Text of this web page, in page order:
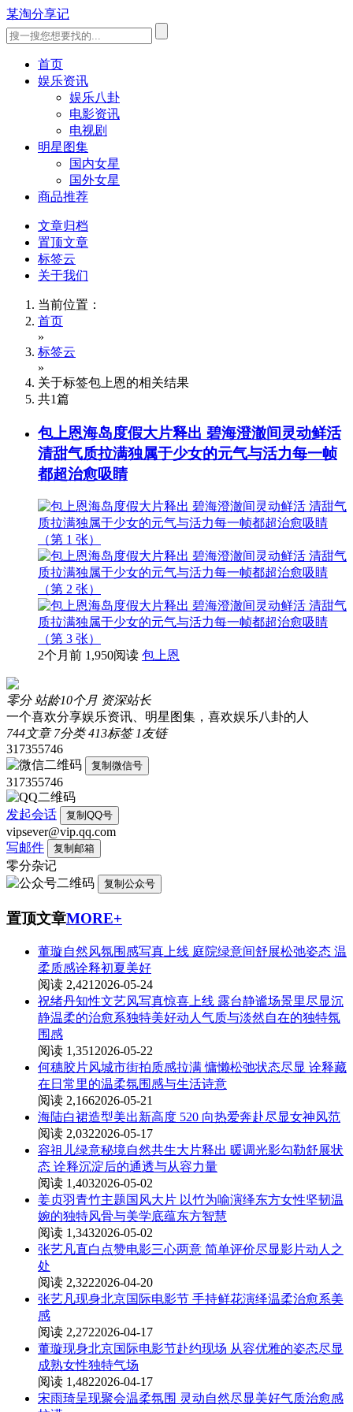
某淘分享记
首页
娱乐资讯
娱乐八卦
电影资讯
电视剧
明星图集
国内女星
国外女星
商品推荐
文章归档
置顶文章
标签云
关于我们
当前位置：
首页
»
标签云
»
关于标签包上恩的相关结果
共1篇
包上恩海岛度假大片释出 碧海澄澈间灵动鲜活
清甜气质拉满独属于少女的元气与活力每一帧
都超治愈吸睛
2个月前 1,950阅读 包上恩
零分 站龄10个月 资深站长
一个喜欢分享娱乐资讯、明星图集，喜欢娱乐八卦的人
744文章 7分类 413标签 1友链
317355746
复制微信号
317355746
发起会话 复制QQ号
vipsever@vip.qq.com
写邮件
复制邮箱
零分杂记
复制公众号
置顶文章MORE+
董璇自然风氛围感写真上线 庭院绿意间舒展松弛姿态 温
柔质感诠释初夏美好
阅读 2,421 2026-05-24
祝绪丹知性文艺风写真惊喜上线 露台静谧场景里尽显沉
静温柔的治愈系独特美好动人气质与淡然自在的独特氛
围感
阅读 1,351 2026-05-22
何穗胶片风城市街拍质感拉满 慵懒松弛状态尽显 诠释藏
在日常里的温柔氛围感与生活诗意
阅读 2,1662026-05-21
海陆白裙造型美出新高度 520 向热爱奔赴尽显女神风范
阅读 2,0322026-05-17
容祖儿绿意秘境自然共生大片释出 暖调光影勾勒舒展状
态 诠释沉淀后的通透与从容力量
阅读 1,4032026-05-02
姜贞羽青竹主题国风大片 以竹为喻演绎东方女性坚韧温
婉的独特风骨与美学底蕴东方智慧
阅读 1,3432026-05-02
张艺凡直白点赞电影三心两意 简单评价尽显影片动人之
处
阅读 2,3222026-04-20
张艺凡现身北京国际电影节 手持鲜花演绎温柔治愈系美
感
阅读 2,2722026-04-17
董璇现身北京国际电影节赴约现场 从容优雅的姿态尽显
成熟女性独特气场
阅读 1,4822026-04-17
宋雨琦呈现聚会温柔氛围 灵动自然尽显美好气质治愈感